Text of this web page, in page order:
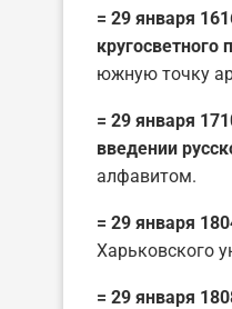
= 29 января
южную точку
= 29 января
введении
алфавитом.
= 29 января
Харьковского
= 29 января